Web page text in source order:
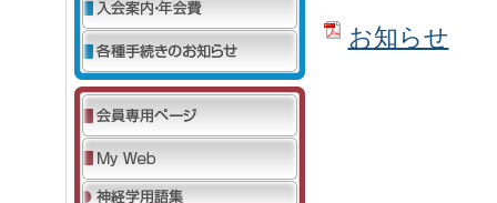
お知らせ